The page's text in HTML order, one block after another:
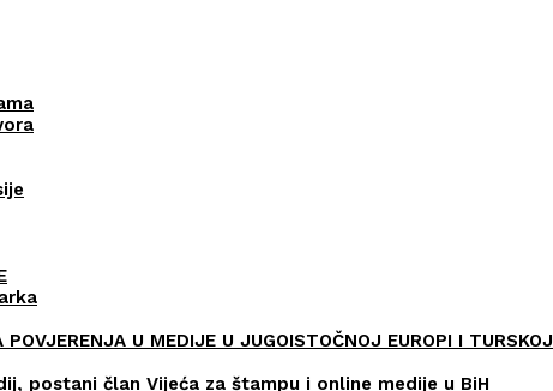
POVJERENJA U MEDIJE U JUGOISTOČNOJ EUROPI I TURSKOJ
postani član Vijeća za štampu i online medije u BiH